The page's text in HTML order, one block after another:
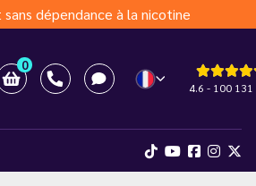
dépendance à la nicotine
0
4.6 - 100 131